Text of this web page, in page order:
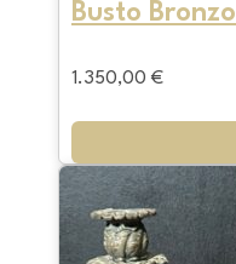
Busto
1.350,00 €